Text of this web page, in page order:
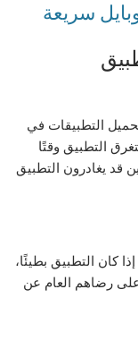
سريعة
التطبيقات في
إذا استغرق التطبيق وقتًا
قد يغادرون التطبيق
كان التطبيق بطيئًا،
رضاهم العام عن